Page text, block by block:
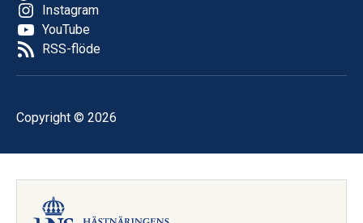
Instagram
YouTube
RSS-flöde
Copyright © 2026